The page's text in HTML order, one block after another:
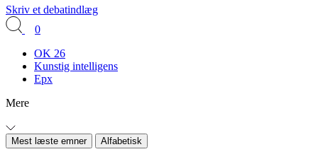
Skriv et debatindlæg
0
OK 26
Kunstig intelligens
Epx
Mere
Mest læste emner Alfabetisk